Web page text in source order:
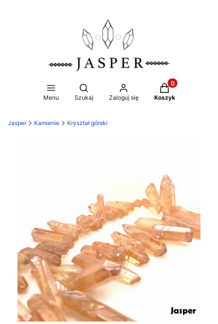
Menu
Otwórz wyszukiwarkę
Szukaj Zaloguj się
Produkty w
Koszyk
Jasper Kamienie Kryształ górski